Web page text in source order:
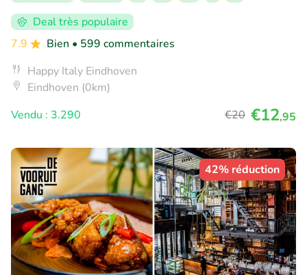
Deal très populaire
7.9
Bien • 599 commentaires
Happy Italy Eindhoven
Eindhoven (0km)
Vendu : 3.290
€20 €12,95
42% réduction